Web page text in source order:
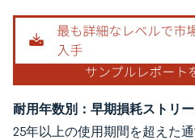
耐用年数別：早期損耗ストリ
25年以上の使用期間を超えた